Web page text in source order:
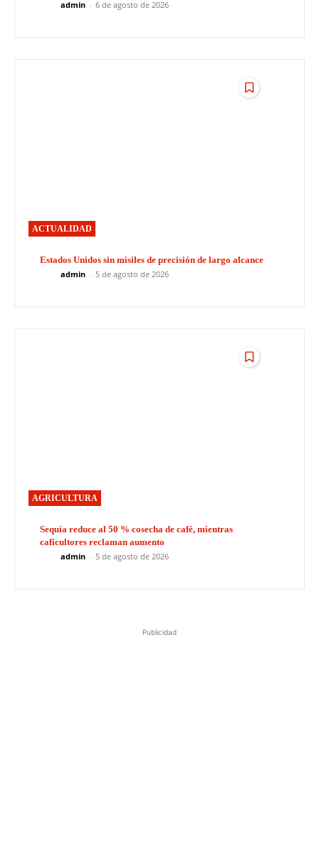
admin - 6 de agosto de 2026
ACTUALIDAD
Estados Unidos sin misiles de precisión de largo alcance
admin - 5 de agosto de 2026
AGRICULTURA
Sequía reduce al 50 % cosecha de café, mientras
caficultores reclaman aumento
admin - 5 de agosto de 2026
Publicidad